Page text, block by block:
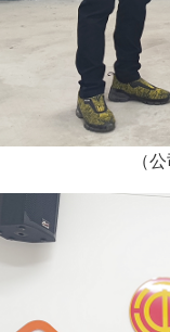
务副总经理